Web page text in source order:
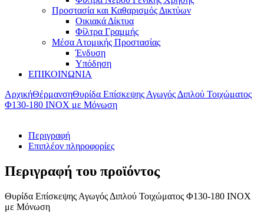
Προστασία και Καθαρισμός Δικτύων
Οικιακά Δίκτυα
Φίλτρα Γραμμής
Μέσα Ατομικής Προστασίας
Ένδυση
Υπόδηση
ΕΠΙΚΟΙΝΩΝΙΑ
ΑρχικήΘέρμανσηΘυρίδα Επίσκεψης Αγωγός Διπλού Τοιχώματος
Φ130-180 ΙΝΟΧ με Μόνωση
Περιγραφή
Επιπλέον πληροφορίες
Περιγραφή του προϊόντος
Θυρίδα Επίσκεψης Αγωγός Διπλού Τοιχώματος Φ130-180 ΙΝΟΧ
με Μόνωση